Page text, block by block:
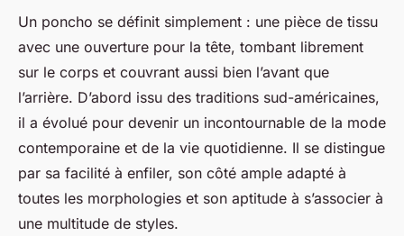
Un poncho se définit simplement : une pièce de tissu
avec une ouverture pour la tête, tombant librement
sur le corps et couvrant aussi bien l’avant que
l’arrière. D’abord issu des traditions sud-américaines,
il a évolué pour devenir un incontournable de la mode
contemporaine et de la vie quotidienne. Il se distingue
par sa facilité à enfiler, son côté ample adapté à
toutes les morphologies et son aptitude à s’associer à
une multitude de styles.